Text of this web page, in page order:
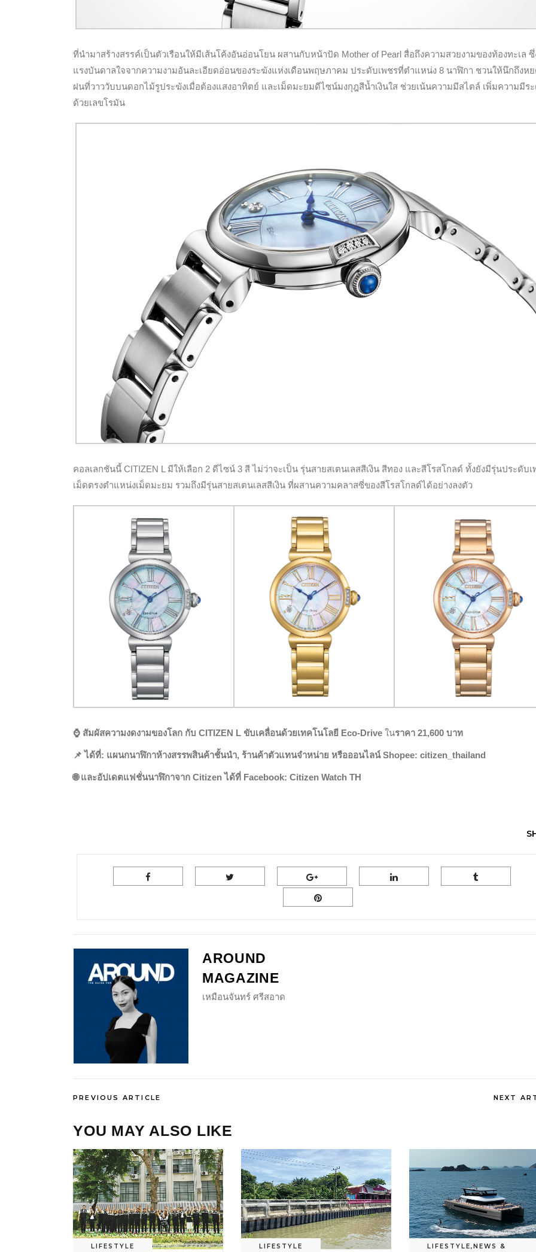
ที่นำมาสร้างสรรค์เป็นตัวเรือนให้มีเส้นโค้งอันอ่อนโยน ผสานกับหน้าปัด Mother of Pearl สื่อถึงความสวยงามของท้องทะเล ซึ่
แรงบันดาลใจจากความงามอันละเอียดอ่อนของระฆังแห่งเดือนพฤษภาคม ประดับเพชรที่ตำแหน่ง 8 นาฬิกา ชวนให้นึกถึงห
ฝนที่วาววับบนดอกไม้รูประฆังเมื่อต้องแสงอาทิตย์ และเม็ดมะยมดีไซน์มงกุฎสีน้ำเงินใส ช่วยเน้นความมีสไตล์ เพิ่มความมีร
ด้วยเลขโรมัน
คอลเลกชันนี้ CITIZEN L มีให้เลือก 2 ดีไซน์ 3 สี ไม่ว่าจะเป็น รุ่นสายสเตนเลสสีเงิน สีทอง และสีโรสโกลด์ ทั้งยังมีรุ่นประดับเ
เม็ดตรงตำแหน่งเม็ดมะยม รวมถึงมีรุ่นสายสเตนเลสสีเงิน ที่ผสานความคลาสซี่ของสีโรสโกลด์ได้อย่างลงตัว
⌚️ สัมผัสความงดงามของโลก กับ CITIZEN L ขับเคลื่อนด้วยเทคโนโลยี Eco-Drive ในราคา 21,600 บาท
📌ได้ที่: แผนกนาฬิกาห้างสรรพสินค้าชั้นนำ, ร้านค้าตัวแทนจำหน่าย หรือออนไลน์ Shopee: citizen_thailand
🌐และอัปเดตแฟชั่นนาฬิกาจาก Citizenได้ที่ Facebook: Citizen Watch TH
AROUND
MAGAZINE
เหมือนจันทร์ ศรีสอาด
PREVIOUS ARTICLE NEXT
YOU MAY ALSO LIKE
LIFESTYLE LIFESTYLE LIFESTYLE,NEWS &